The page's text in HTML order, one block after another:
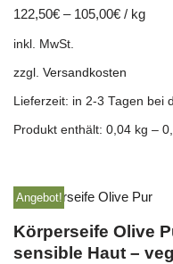
122,50€ – 105,00€ / kg
inkl. MwSt.
zzgl. Versandkosten
Lieferzeit: in 2-3 Tagen bei
Produkt enthält: 0,04 kg –
Angebot!
Körperseife Olive
sensible Haut –